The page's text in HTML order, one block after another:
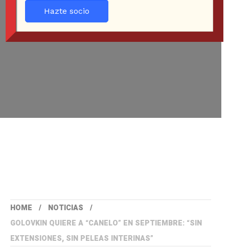
HOME
NOTICIAS
GOLOVKIN QUIERE A “CANELO” EN SEPTIEMBRE: “SIN
EXTENSIONES, SIN PELEAS INTERINAS”
Hazte socio